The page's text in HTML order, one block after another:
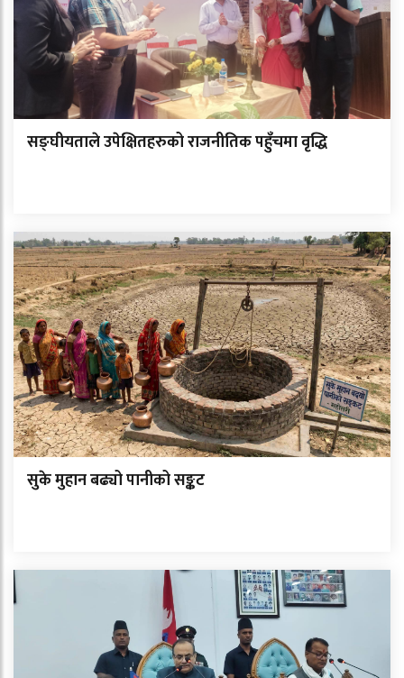
सङ्घीयताले उपेक्षितहरुको राजनीतिक पहुँचमा वृद्धि
सुके मुहान बढ्यो पानीको सङ्कट